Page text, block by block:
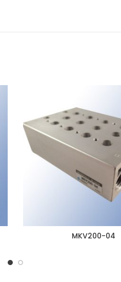
MKV200-04